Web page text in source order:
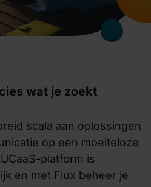
wat je zoekt
scala aan oplossingen
op een moeiteloze
platform is
en met Flux beheer je